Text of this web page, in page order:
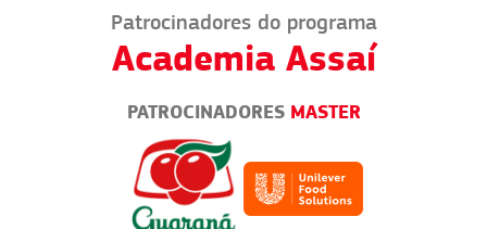
Patrocinadores do programa
Academia Assaí
PATROCINADORES MASTER